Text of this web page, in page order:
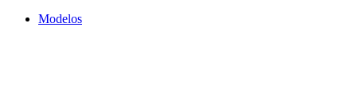
Modelos